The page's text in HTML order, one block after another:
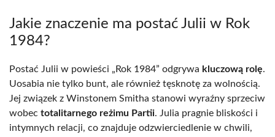
Jakie znaczenie ma postać Julii w Rok
1984?
Postać Julii w powieści „Rok 1984” odgrywa kluczową rolę.
Uosabia nie tylko bunt, ale również tęsknotę za wolnością.
Jej związek z Winstonem Smitha stanowi wyraźny sprzeciw
wobec totalitarnego reżimu Partii. Julia pragnie bliskości i
intymnych relacji, co znajduje odzwierciedlenie w chwili,